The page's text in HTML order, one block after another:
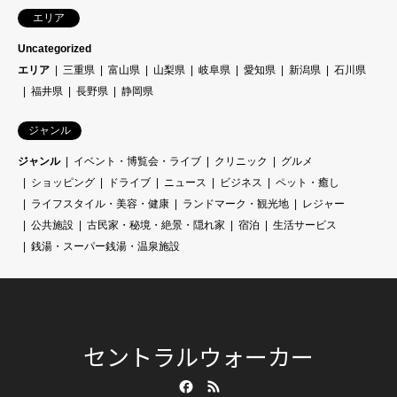
エリア
Uncategorized
エリア
三重県 富山県 山梨県 岐阜県 愛知県 新潟県
石川県
福井県
長野県 静岡県
ジャンル
ジャンル イベント・博覧会・ライブ クリニック
グルメ
ショッピング
ドライブ ニュース ビジネス
ペット・癒し
ライフスタイル・美容・健康
ランドマーク・観光地
レジャー
公共施設
古民家・秘境・絶景・隠れ家 宿泊
生活サービス
銭湯・スーパー銭湯・温泉施設
セントラルウォーカー